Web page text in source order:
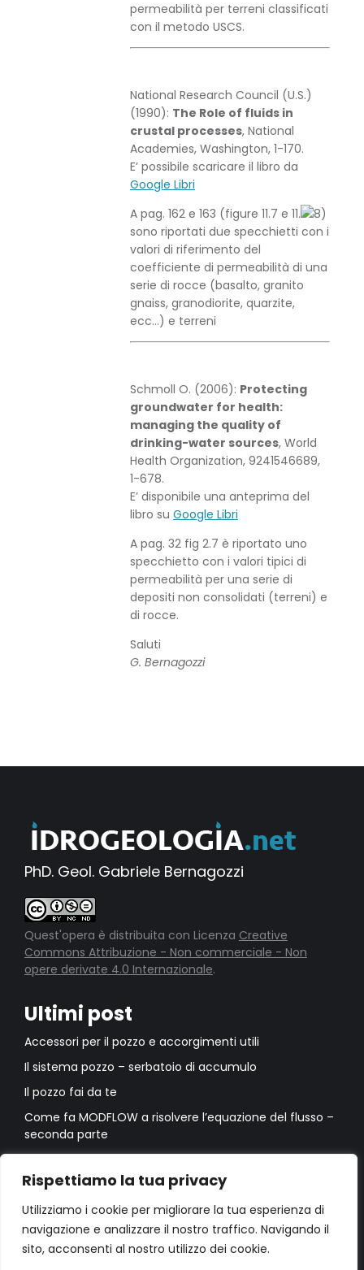
Rispettiamo la tua privacy
Utilizziamo i cookie per migliorare la tua esperienza di
navigazione e analizzare il nostro traffico. Navigando il
sito, acconsenti al nostro utilizzo dei cookie.
permeabilità per terreni classificati
con il metodo USCS.
National Research Council (U.S.)
(1990): The Role of fluids in
crustal processes, National
Academies, Washington, 1-170.
E’ possibile scaricare il libro da
Google Libri
A pag. 162 e 163 (figure 11.7 e 11.
sono riportati due specchietti con i
valori di riferimento del
coefficiente di permeabilità di una
serie di rocce (basalto, granito
gnaiss, granodiorite, quarzite,
ecc…) e terreni
Schmoll O. (2006): Protecting
groundwater for health:
managing the quality of
drinking-water sources, World
Health Organization, 9241546689,
1-678.
E’ disponibile una anteprima del
libro su Google Libri
A pag. 32 fig 2.7 è riportato uno
specchietto con i valori tipici di
permeabilità per una serie di
depositi non consolidati (terreni) e
di rocce.
Saluti
G. Bernagozzi
PhD. Geol. Gabriele Bernagozzi
Quest'opera è distribuita con Licenza Creative
Commons Attribuzione - Non commerciale - Non
opere derivate 4.0 Internazionale.
Ultimi post
Accessori per il pozzo e accorgimenti utili
Il sistema pozzo – serbatoio di accumulo
Il pozzo fai da te
Come fa MODFLOW a risolvere l’equazione del flusso –
seconda parte
prima parte